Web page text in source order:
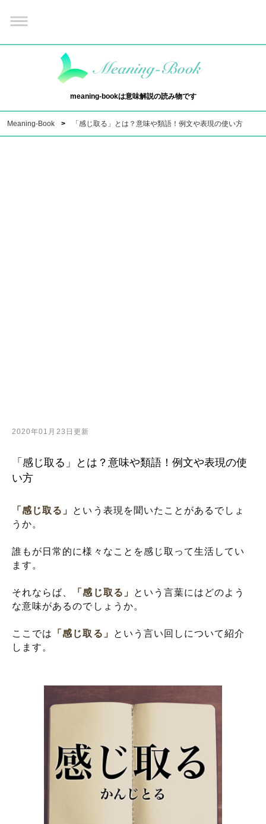
meaning-bookは意味解説の読み物です
Meaning-Book 「感じ取る」とは？意味や類語！例文や表現の使い方
2020年01月23日更新
「感じ取る」とは？意味や類語！例文や表現の使
い方
「感じ取る」 という表現を聞いたことがあるでしょ
うか。
誰もが日常的に様々なことを感じ取って生活してい
ます。
それならば、 「感じ取る」
という言葉にはどのよう
な意味があるのでしょうか。
ここでは 「感じ取る」
という言い回しについて紹介
します。